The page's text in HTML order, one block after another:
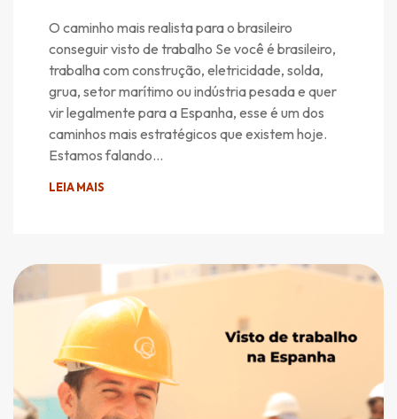
O caminho mais realista para o brasileiro
conseguir visto de trabalho Se você é brasileiro,
trabalha com construção, eletricidade, solda,
grua, setor marítimo ou indústria pesada e quer
vir legalmente para a Espanha, esse é um dos
caminhos mais estratégicos que existem hoje.
Estamos falando…
LEIA MAIS